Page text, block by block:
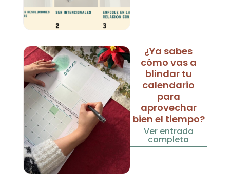
¿Ya sabes
cómo vas a
blindar tu
calendario
para
aprovechar
bien el tiempo?
Ver entrada
completa